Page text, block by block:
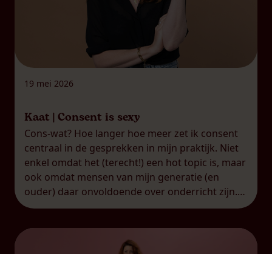
19 mei 2026
Kaat | Consent is sexy
Cons-wat? Hoe langer hoe meer zet ik consent
centraal in de gesprekken in mijn praktijk. Niet
enkel omdat het (terecht!) een hot topic is, maar
ook omdat mensen van mijn generatie (en
ouder) daar onvoldoende over onderricht zijn.
Veel van mijn leeftijdsgenoten weten niet echt